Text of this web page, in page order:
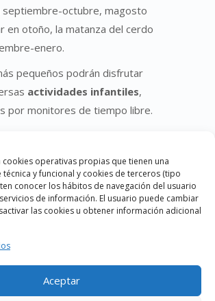
cookies operativas propias que tienen una
y funcional y cookies de terceros (tipo
conocer los hábitos de navegación del usuario
de información. El usuario puede cambiar
las cookies u obtener información adicional
Aceptar
septiembre-octubre, magosto
en otoño, la matanza del cerdo
enero.
pequeños podrán disfrutar
actividades infantiles,
por monitores de tiempo libre.
en el Bierzo
de invierno
de Cornatel
de Borrenes